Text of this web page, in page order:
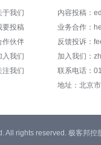
于我们
要投稿
作伙伴
入我们
注我们
内容投稿：
业务合作：
反馈投诉：
加入我们：
联系电话：
地址：北京
rights reserved. 极客邦控